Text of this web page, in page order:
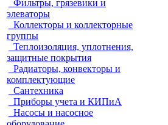
Фильтры, грязевики и
элеваторы
Коллекторы и коллекторные
группы
Теплоизоляция, уплотнения,
защитные покрытия
Радиаторы, конвекторы и
комплектующие
Сантехника
Приборы учета и КИПиА
Насосы и насосное